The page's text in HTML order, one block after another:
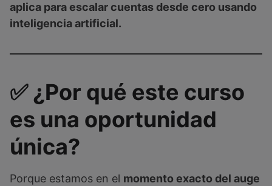
aplica para escalar cuentas desde cero usando
inteligencia artificial.
✅ ¿Por qué este curso
es una oportunidad
única?
Porque estamos en el momento exacto del auge